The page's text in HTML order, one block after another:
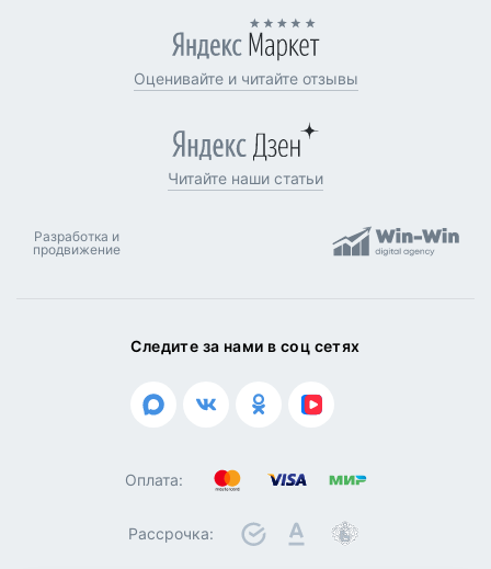
Следите за нами в соц сетях
Оплата:
Рассрочка:
Оценивайте и читайте отзывы
Читайте наши статьи
Разработка и
продвижение